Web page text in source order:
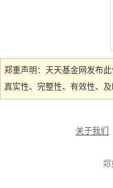
郑重声明：天天基金网发布
真实性、完整性、有效性、
关于我们
郑